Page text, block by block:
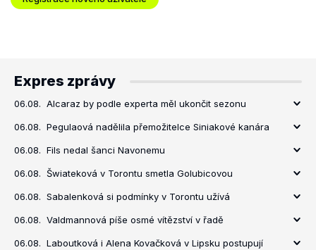
Expres zprávy
06.08. Alcaraz by podle experta měl ukončit sezonu
06.08. Pegulaová nadělila přemožitelce Siniakové kanára
06.08. Fils nedal šanci Navonemu
06.08. Šwiateková v Torontu smetla Golubicovou
06.08. Sabalenková si podmínky v Torontu užívá
06.08. Valdmannová píše osmé vítězství v řadě
06.08. Laboutková i Alena Kovačková v Lipsku postupují